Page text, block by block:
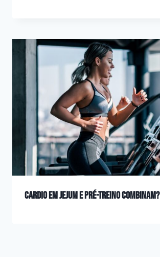
Cardio em jejum e pré-treino combinam?